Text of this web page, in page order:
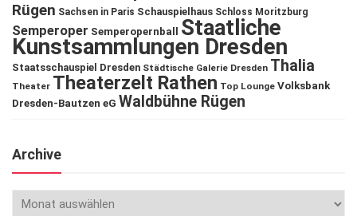
Rügen Sachsen in Paris Schauspielhaus Schloss Moritzburg
Semperoper Semperopernball Staatliche
Kunstsammlungen Dresden
Staatsschauspiel Dresden Städtische Galerie Dresden Thalia
Theater Theaterzelt Rathen Top Lounge Volksbank
Dresden-Bautzen eG Waldbühne Rügen
Archive